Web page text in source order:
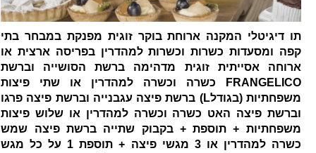
תו דיגיטלי המקנה ארוחת בוקר זוגית מפנקת במבחר בתי
קפה ומסעדות כשרות וכשרות למהדרין בפריסה ארצית או
ארוחה אסייתית זוגית מדהימה ברשת הסושייה וברשת
FRANGELICO כשרה וכשרה למהדרין או שתי פיצות
משפחתיות (בגודלL) ברשת פיצה עגבנייה וברשת פיצה פרגו
וברשת פיצה האט כשרה וכשרה למהדרין או שלוש פיצות
משפחתיות + תוספת + בקבוק שתייה ברשת פיצה שמש
כשרה למהדרין או 3 מגשי פיצה + תוספת 1 על כל מגש